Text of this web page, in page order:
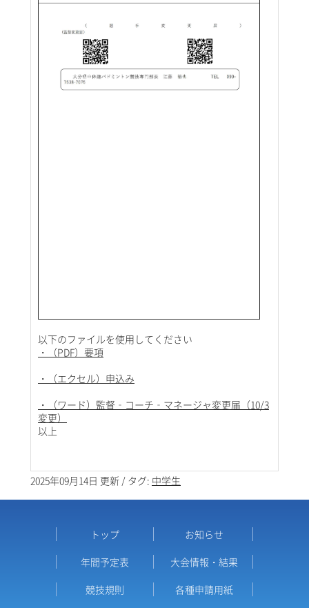
以下のファイルを使用してください
・（PDF）要項
・（エクセル）申込み
・（ワード）監督‐コーチ‐マネージャ変更届（10/3
変更）
以上
2025年09月14日 更新 / タグ: 中学生
トップ
お知らせ
年間予定表
大会情報・結果
競技規則
各種申請用紙